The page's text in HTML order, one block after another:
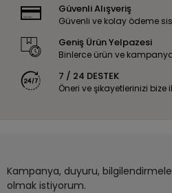
Güvenli Alışveriş
Güvenli ve kolay ödeme
Geniş Ürün Yelpazesi
Binlerce ürün ve
7 / 24 DESTEK
Öneri ve şikayetlerinizi bize
Kampanya, duyuru,
olmak istiyorum.